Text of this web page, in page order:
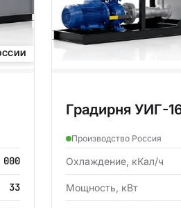
000
33
Градирня УИГ-
Производство Россия
Охлаждение, кКал/ч
Мощность, кВт